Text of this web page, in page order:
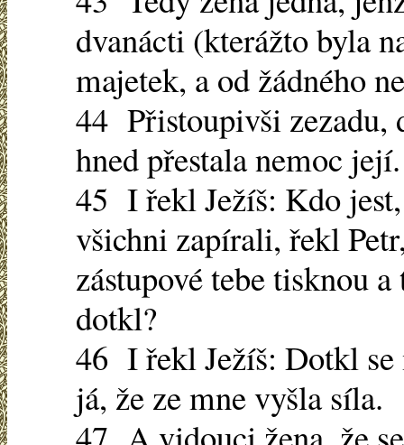
dvanácti (kterážto byla
majetek, a od žádného
44 Přistoupivši zezadu,
hned přestala nemoc její.
45 I řekl Ježíš: Kdo
všichni zapírali, řekl
zástupové tebe tisknou
dotkl?
46 I řekl Ježíš: Dotkl se
já, že ze mne vyšla síla.
47 A vidouci žena, že